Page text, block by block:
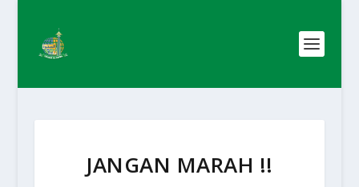
JANGAN MARAH !!